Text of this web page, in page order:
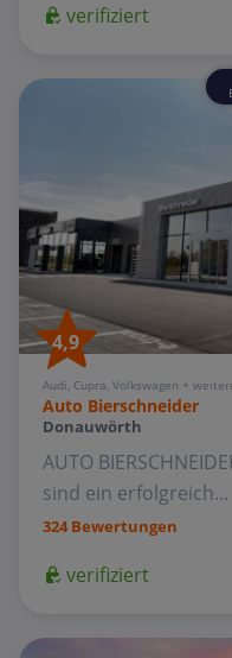
verifiziert
4,9
Audi, Cupra, Volkswagen +
Auto Bierschneider
Donauwörth
AUTO
sind ein erfolgreich...
324 Bewertungen
verifiziert